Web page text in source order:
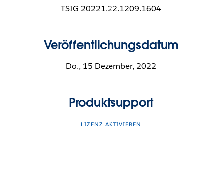
TSIG 20221.22.1209.1604
Veröffentlichungsdatum
Do., 15 Dezember, 2022
Produktsupport
LIZENZ AKTIVIEREN